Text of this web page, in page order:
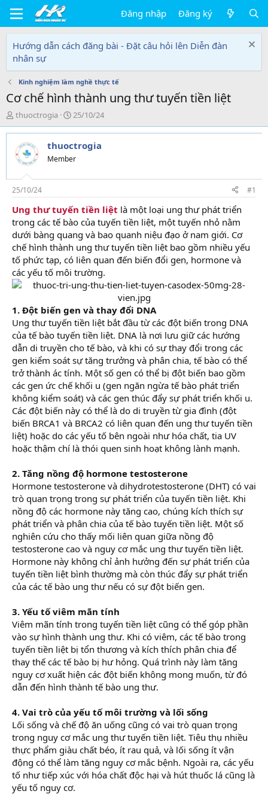
Đăng nhập Đăng ký
Hướng dẫn cách đăng bài - Đặt câu hỏi lên Diễn đàn
nhân sự
Kinh nghiệm làm nghề thực tế
Cơ chế hình thành ung thư tuyến tiền liệt
T
h
r
e
a
s
t
a
r
t
e
r
thuoctrogia
N
g
à
y
g
i
25/10/24
thuoctrogia
Member
25/10/24 #1
Ung thư tuyến tiền liệt là một loại ung thư phát triển
trong các tế bào của tuyến tiền liệt, một tuyến nhỏ nằm
dưới bàng quang và bao quanh niệu đạo ở nam giới. Cơ
chế hình thành ung thư tuyến tiền liệt bao gồm nhiều yếu
tố phức tạp, có liên quan đến biến đổi gen, hormone và
các yếu tố môi trường.
1. Đột biến gen và thay đổi DNA
Ung thư tuyến tiền liệt bắt đầu từ các đột biến trong DNA
của tế bào tuyến tiền liệt. DNA là nơi lưu giữ các hướng
dẫn di truyền cho tế bào, và khi có sự thay đổi trong các
gen kiểm soát sự tăng trưởng và phân chia, tế bào có thể
trở thành ác tính. Một số gen có thể bị đột biến bao gồm
các gen ức chế khối u (gen ngăn ngừa tế bào phát triển
không kiểm soát) và các gen thúc đẩy sự phát triển khối u.
Các đột biến này có thể là do di truyền từ gia đình (đột
biến BRCA1 và BRCA2 có liên quan đến ung thư tuyến tiền
liệt) hoặc do các yếu tố bên ngoài như hóa chất, tia UV
hoặc thậm chí là thói quen sinh hoạt không lành mạnh.
2. Tăng nồng độ hormone testosterone
Hormone testosterone và dihydrotestosterone (DHT) có vai
trò quan trọng trong sự phát triển của tuyến tiền liệt. Khi
nồng độ các hormone này tăng cao, chúng kích thích sự
phát triển và phân chia của tế bào tuyến tiền liệt. Một số
nghiên cứu cho thấy mối liên quan giữa nồng độ
testosterone cao và nguy cơ mắc ung thư tuyến tiền liệt.
Hormone này không chỉ ảnh hưởng đến sự phát triển của
tuyến tiền liệt bình thường mà còn thúc đẩy sự phát triển
của các tế bào ung thư nếu có sự đột biến gen.
3. Yếu tố viêm mãn tính
Viêm mãn tính trong tuyến tiền liệt cũng có thể góp phần
vào sự hình thành ung thư. Khi có viêm, các tế bào trong
tuyến tiền liệt bị tổn thương và kích thích phân chia để
thay thế các tế bào bị hư hỏng. Quá trình này làm tăng
nguy cơ xuất hiện các đột biến không mong muốn, từ đó
dẫn đến hình thành tế bào ung thư.
4. Vai trò của yếu tố môi trường và lối sống
Lối sống và chế độ ăn uống cũng có vai trò quan trọng
trong nguy cơ mắc ung thư tuyến tiền liệt. Tiêu thụ nhiều
thực phẩm giàu chất béo, ít rau quả, và lối sống ít vận
động có thể làm tăng nguy cơ mắc bệnh. Ngoài ra, các yếu
tố như tiếp xúc với hóa chất độc hại và hút thuốc lá cũng là
yếu tố nguy cơ.